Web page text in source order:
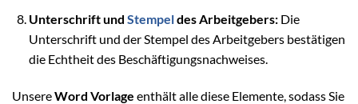
Unterschrift und Stempeldes Arbeitgebers:Die
Unterschrift und der Stempel des Arbeitgebers bestätigen
die Echtheit des Beschäftigungsnachweises.
UnsereWord Vorlage enthält alle diese Elemente, sodass Sie